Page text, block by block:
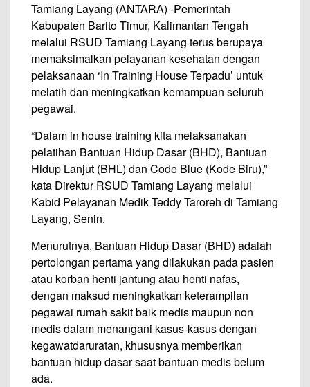
Tamiang Layang (ANTARA) -Pemerintah
Kabupaten Barito Timur, Kalimantan Tengah
melalui RSUD Tamiang Layang terus berupaya
memaksimalkan pelayanan kesehatan dengan
pelaksanaan ‘In Training House Terpadu’ untuk
melatih dan meningkatkan kemampuan seluruh
pegawai.
“Dalam in house training kita melaksanakan
pelatihan Bantuan Hidup Dasar (BHD), Bantuan
Hidup Lanjut (BHL) dan Code Blue (Kode Biru),”
kata Direktur RSUD Tamiang Layang melalui
Kabid Pelayanan Medik Teddy Taroreh di Tamiang
Layang, Senin.
Menurutnya, Bantuan Hidup Dasar (BHD) adalah
pertolongan pertama yang dilakukan pada pasien
atau korban henti jantung atau henti nafas,
dengan maksud meningkatkan keterampilan
pegawai rumah sakit baik medis maupun non
medis dalam menangani kasus-kasus dengan
kegawatdaruratan, khususnya memberikan
bantuan hidup dasar saat bantuan medis belum
ada.